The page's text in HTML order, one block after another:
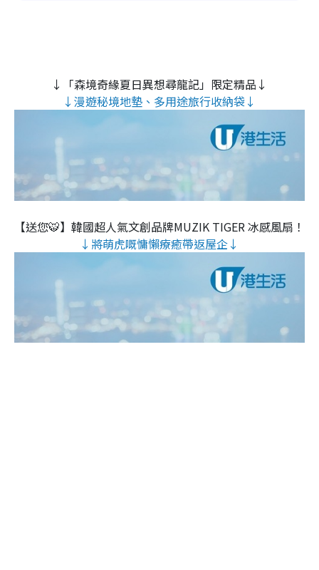
↓「森境奇緣夏日異想尋龍記」限定精品↓
↓漫遊秘境地墊、多用途旅行收納袋↓
【送您🐯】韓國超人氣文創品牌MUZIK TIGER 冰感風扇！
↓將萌虎嘅慵懶療癒帶返屋企↓